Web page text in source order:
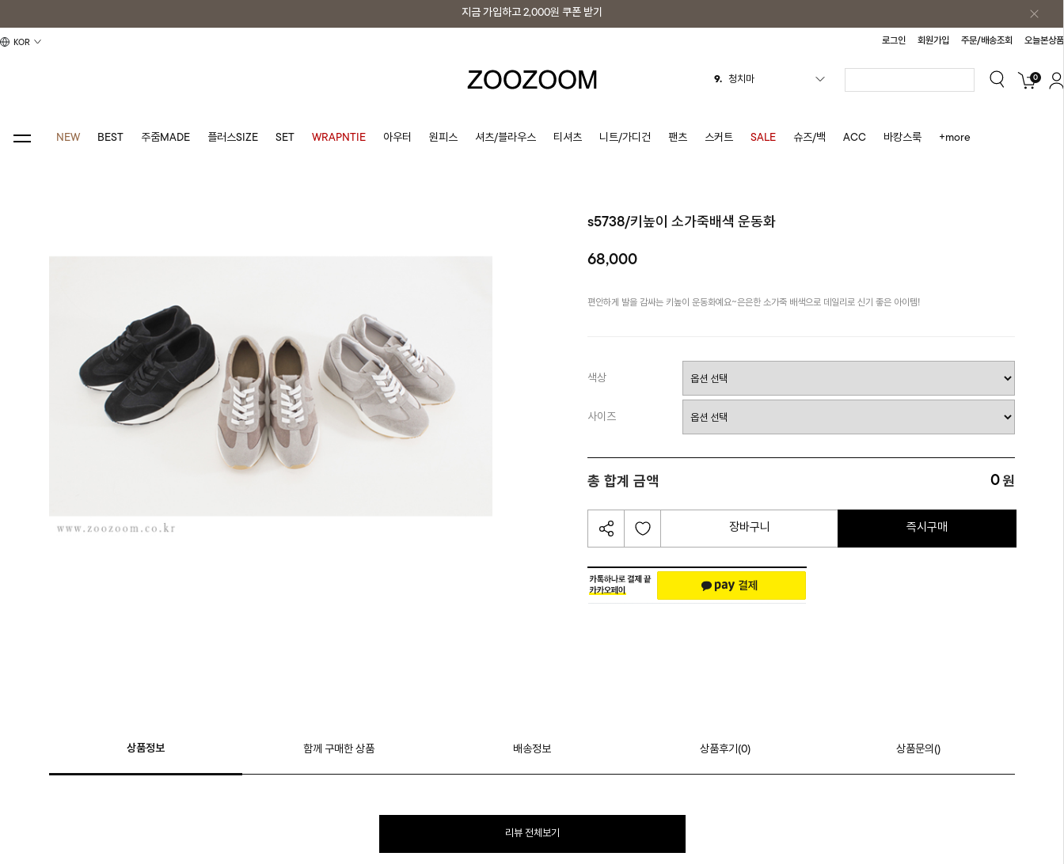
지금 가입하고 2,000원 쿠폰 받기
KOR 로그인 회원가입 주문/배송조회 오늘본상품
9. 청치마
5. 반바지
8. 셔츠
0
NEW BEST 주줌MADE 플러스SIZE SET WRAPNTIE 아우터 원피스 셔츠/블라우스 티셔츠 니트/가디건 팬츠 스커트 SALE 슈즈/백 ACC 바캉스룩 +more
s5738/키높이 소가죽배색 운동화
68,000
편안하게 발을 감싸는 키높이 운동화예요~은은한 소가죽 배색으로 데일리로 신기 좋은 아이템!
색상
사이즈
총 합계 금액 0원
장바구니 즉시구매
상품정보 함께 구매한 상품 배송정보 상품후기(0) 상품문의()
리뷰 전체보기